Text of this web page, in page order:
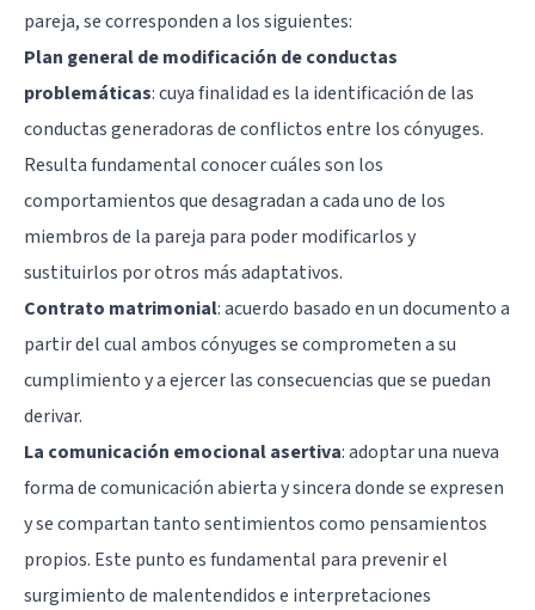
pareja, se corresponden a los siguientes:
Plan general de modificación de conductas
problemáticas: cuya finalidad es la identificación de las
conductas generadoras de conflictos entre los cónyuges.
Resulta fundamental conocer cuáles son los
comportamientos que desagradan a cada uno de los
miembros de la pareja para poder modificarlos y
sustituirlos por otros más adaptativos.
Contrato matrimonial: acuerdo basado en un documento a
partir del cual ambos cónyuges se comprometen a su
cumplimiento y a ejercer las consecuencias que se puedan
derivar.
La comunicación emocional asertiva: adoptar una nueva
forma de comunicación abierta y sincera donde se expresen
y se compartan tanto sentimientos como pensamientos
propios. Este punto es fundamental para prevenir el
surgimiento de malentendidos e interpretaciones